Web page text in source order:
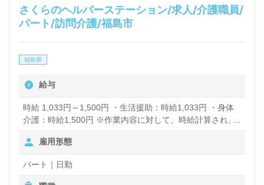
さくらのヘルパーステーション/求人/介護職員/
パート/訪問介護/福島市
福島県
給与
時給 1,033円～1,500円 ・生活援助：時給1,033円 ・身体
介護：時給1,500円 ※作業内容に対して、時給計算され、
月末締めの10日に支給いたします
雇用形態
パート｜日勤